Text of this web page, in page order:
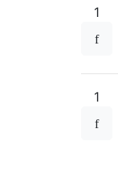
1
1